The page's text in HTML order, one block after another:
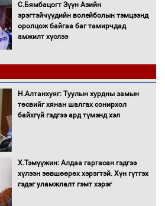
С.Бямбацогт Зүүн Азийн
эрэгтэйчүүдийн волейболын тэмцээнд
оролцож байгаа баг тамирчдад
амжилт хүслээ
Автобензин, дизель түлшний онцгой
албан татварыг тэглэлээ
Санхүүгийн хэмнэлтийн горимд эрүүл
мэндийн салбар хамаарахгүй
Н.Алтанхуяг: Туулын хурдны замын
төсвийг хянан шалгах сонирхол
байхгүй гэдгээ ард түмэнд хэл
Х.Тэмүүжин: Алдаа гаргасан гэдгээ
хүлээн зөвшөөрөх хэрэгтэй. Хүн гүтгэх
гэдэг уламжлалт гэмт хэрэг